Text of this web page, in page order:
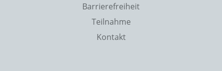
Barrierefreiheit
Teilnahme
Kontakt